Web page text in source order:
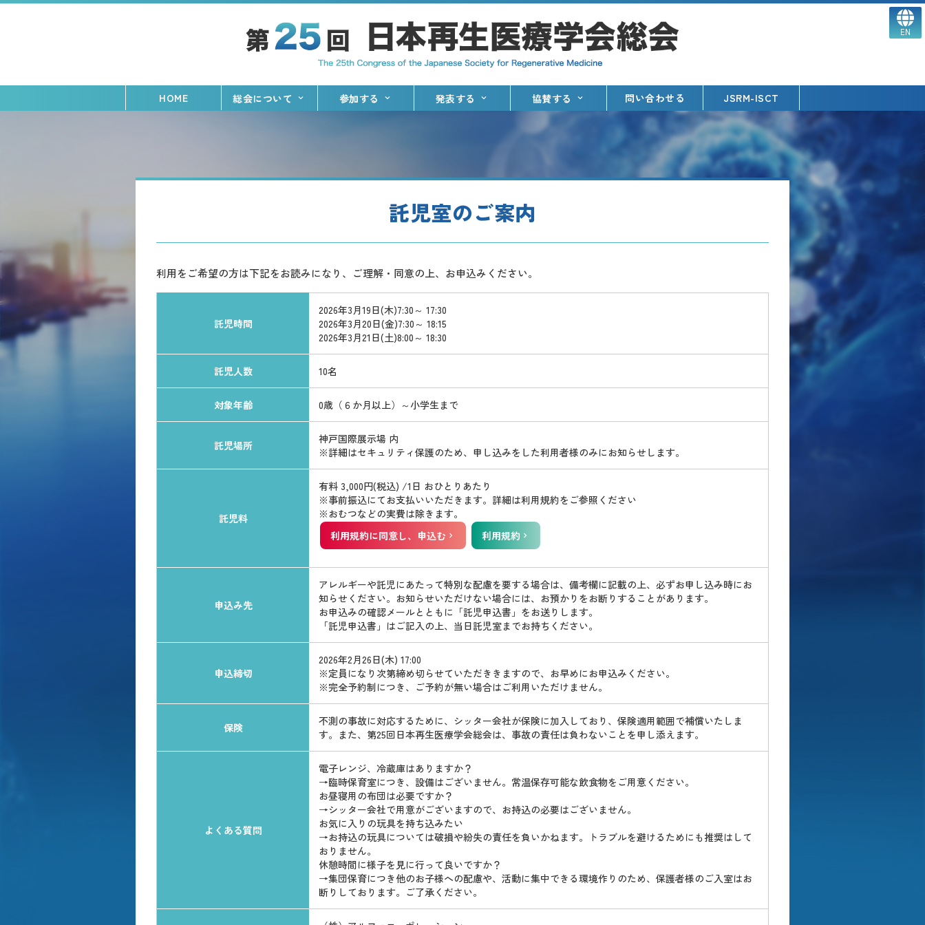
EN
HOME 総会について 参加する 発表する 協賛する 問い合わせる JSRM-ISCT
託児室のご案内
利用をご希望の方は下記をお読みになり、ご理解・同意の上、お申込みください。
託児時間
2026年3月19日(木)7:30～ 17:30
2026年3月20日(金)7:30～ 18:15
2026年3月21日(土)8:00～ 18:30
託児人数 10名
対象年齢 0歳（６か月以上）～小学生まで
託児場所
神戸国際展示場 内
詳細はセキュリティ保護のため、申し込みをした利用者様のみにお知らせします。
託児料
有料 3,000円(税込) /1日 おひとりあたり
事前振込にてお支払いいただきます。詳細は利用規約をご参照ください
おむつなどの実費は除きます。
利用規約に同意し、申込む
利用規約
申込み先
アレルギーや託児にあたって特別な配慮を要する場合は、備考欄に記載の上、必ずお申し込み時にお
知らせください。お知らせいただけない場合には、お預かりをお断りすることがあります。
お申込みの確認メールとともに「託児申込書」をお送りします。
「託児申込書」はご記入の上、当日託児室までお持ちください。
申込締切
2026年2月26日(木) 17:00
定員になり次第締め切らせていただききますので、お早めにお申込みください。
完全予約制につき、ご予約が無い場合はご利用いただけません。
保険
不測の事故に対応するために、シッター会社が保険に加入しており、保険適用範囲で補償いたしま
す。また、第25回日本再生医療学会総会は、事故の責任は負わないことを申し添えます。
よくある質問
電子レンジ、冷蔵庫はありますか？
→臨時保育室につき、設備はございません。常温保存可能な飲食物をご用意ください。
お昼寝用の布団は必要ですか？
→シッター会社で用意がございますので、お持込の必要はございません。
お気に入りの玩具を持ち込みたい
→お持込の玩具については破損や紛失の責任を負いかねます。トラブルを避けるためにも推奨はして
おりません。
休憩時間に様子を見に行って良いですか？
→集団保育につき他のお子様への配慮や、活動に集中できる環境作りのため、保護者様のご入室はお
断りしております。ご了承ください。